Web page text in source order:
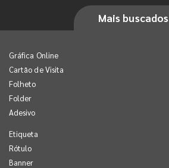
Mais buscados
Gráfica Online
Cartão de Visita
Folheto
Folder
Adesivo
Etiqueta
Rótulo
Banner